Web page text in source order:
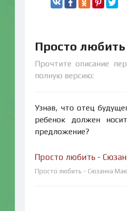
Просто
Прочтите описание
полную версию:
Узнав, что отец
ребенок должен
предложение?
Просто любить -
Просто любить - Сюзанна